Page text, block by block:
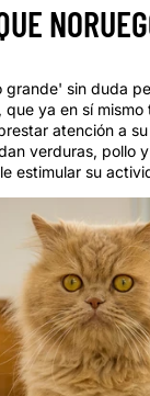
grande' sin duda
ya en sí mismo
atención a
verduras, pollo
estimular su